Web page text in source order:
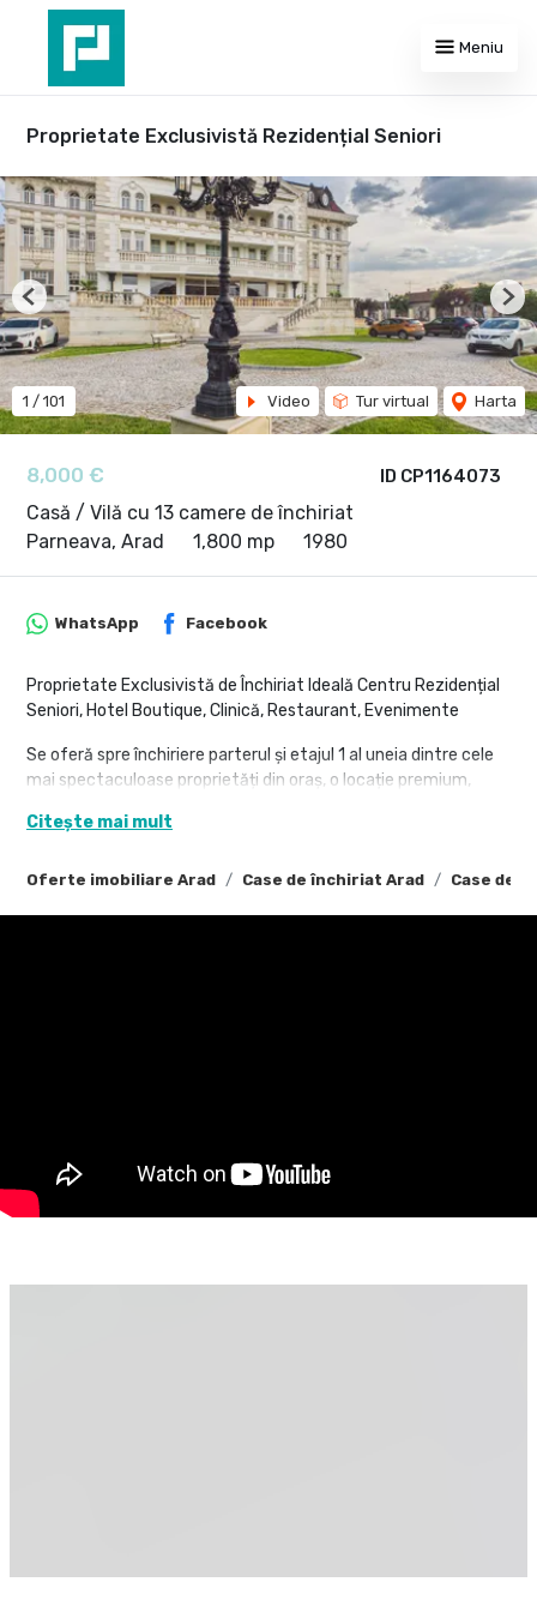
Meniu
Proprietate Exclusivistă Rezidențial Seniori
ID CP1164073
8,000 €
Casă / Vilă cu 13 camere de închiriat
Parneava, Arad
1,800 mp 1980
1 / 101 Video Tur virtual Harta
Previous
Oferte imobiliare Arad Case de închiriat Arad Case de
WhatsApp Facebook
Proprietate Exclusivistă de Închiriat Ideală Centru Rezidențial
Seniori, Hotel Boutique, Clinică, Restaurant, Evenimente
Se oferă spre închiriere parterul și etajul 1 al uneia dintre cele
mai spectaculoase proprietăți din oraș, o locație premium,
activități comerciale, medicale sau hospitality.
Prin arhitectura impunătoare, spațiile ample și poziționarea
Clinică privată / wellness retreat
Hotel boutique / pensiune premium
Facilități & Avantaje
Citește mai mult